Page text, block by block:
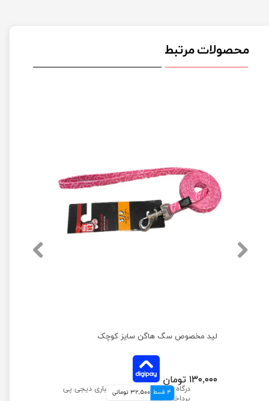
محصولات مرتبط
لید مخصوص سگ هاگن سایز کوچک
۱۳۰,۰۰۰ تومان
4 قسط 32,500 تومانی